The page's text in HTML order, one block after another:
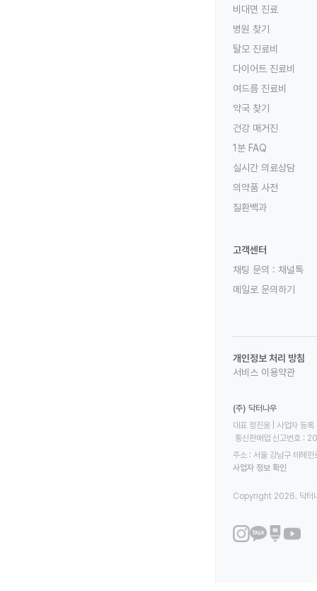
비대면 진료
병원 찾기
탈모 진료비
다이어트 진료비
여드름 진료비
약국 찾기
건강 매거진
1분 FAQ
실시간 의료상담
의약품 사전
질환백과
고객센터
채팅 문의 : 채널톡
메일로 문의하기
개인정보 처리 방침
서비스 이용약관
(주) 닥터나우
대표 정진웅 | 사업자
통신판매업 신고번호
주소 : 서울 강남구 테헤
사업자 정보 확인
Copyright 2026. 닥터